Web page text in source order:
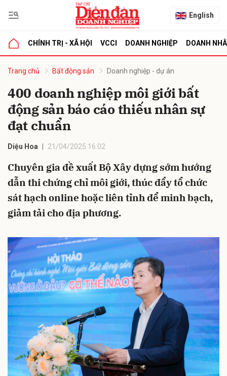
English
CHÍNH TRỊ - XÃ HỘI VCCI DOANH NGHIỆP DOANH
Trang chủ Bất động sản Doanh nghiệp - dự án
400 doanh nghiệp môi giới bất
động sản báo cáo thiếu nhân sự
đạt chuẩn
Diệu Hoa 21/04/2025 16:02
Chuyên gia đề xuất Bộ Xây dựng sớm hướng
dẫn thi chứng chỉ môi giới, thúc đẩy tổ chức
sát hạch online hoặc liên tỉnh để minh bạch,
giảm tải cho địa phương.
luận
Hủy